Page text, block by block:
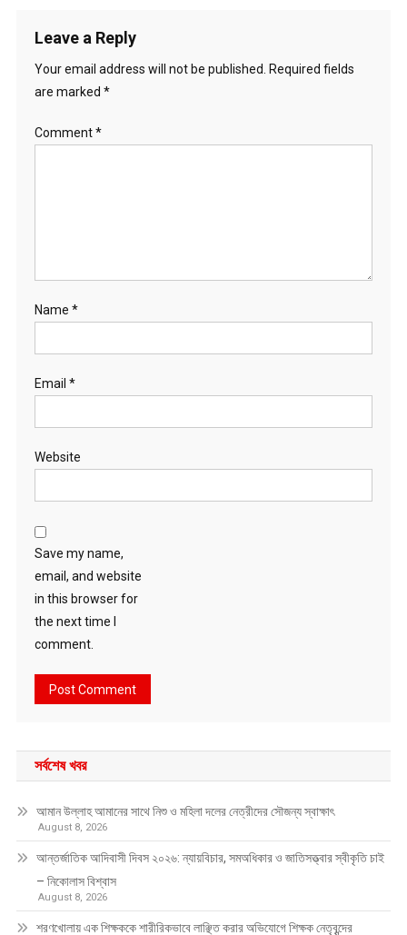
Leave a Reply
Your email address will not be published. Required fields
are marked *
Comment*
Name *
Email *
Website
Save my name,
email, and website
in this browser for
the next time I
comment.
সর্বশেষ খবর
আমান উল্লাহ আমানের সাথে নিশু ও মহিলা দলের নেত্রীদের সৌজন্য স্বাক্ষাৎ
August 8, 2026
আন্তর্জাতিক আদিবাসী দিবস ২০২৬: ন্যায়বিচার, সমঅধিকার ও জাতিসত্ত্বার স্বীকৃতি চাই
– নিকোলাস বিশ্বাস
August 8, 2026
শরণখোলায় এক শিক্ষককে শারীরিকভাবে লাঞ্ছিত করার অভিযোগে শিক্ষক নেতৃবৃন্দের